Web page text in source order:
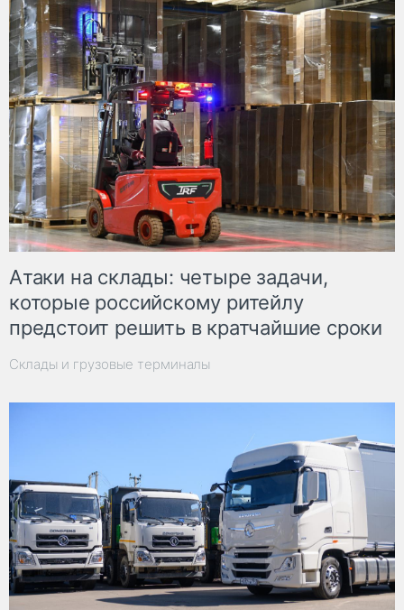
Атаки на склады: четыре задачи,
которые российскому ритейлу
предстоит решить в кратчайшие сроки
Склады и грузовые терминалы